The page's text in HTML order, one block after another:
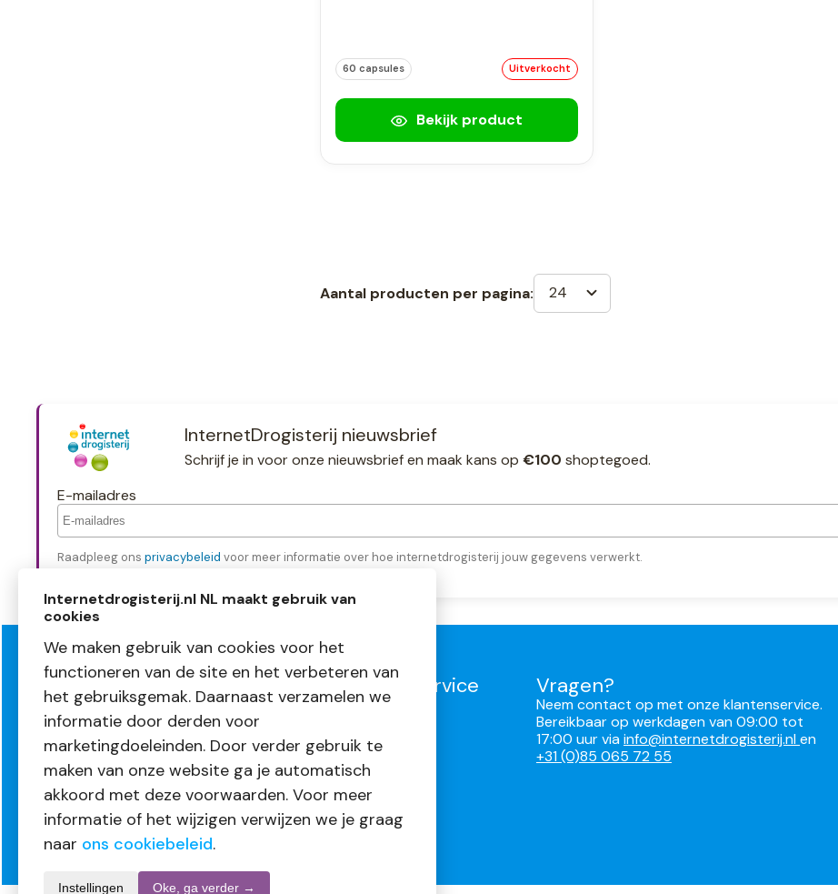
60 capsules Uitverkocht
Bekijk product
Aantal producten per pagina: 24
InternetDrogisterij nieuwsbrief
Schrijf je in voor onze nieuwsbrief en maak kans op €100 shoptegoed.
E-mailadres
Raadpleeg ons privacybeleid voor meer informatie over hoe internetdrogisterij jouw gegevens verwerkt.
Over InternetDrogisterij.nl
Mijn account
Nieuwsbrief
Blogs
Vacatures
Volg ons
Klantenservice
Bestellen
Levering
Retourneren
Garantie
Vragen?
Neem contact op met onze klantenservice.
Bereikbaar op werkdagen van 09:00 tot
17:00 uur viainfo@internetdrogisterij.nlen
+31 (0)85 065 72 55
Internetdrogisterij.nl NL maakt gebruik van
cookies
We maken gebruik van cookies voor het
functioneren van de site en het verbeteren van
het gebruiksgemak. Daarnaast verzamelen we
informatie door derden voor
marketingdoeleinden. Door verder gebruik te
maken van onze website ga je automatisch
akkoord met deze voorwaarden. Voor meer
informatie of het wijzigen verwijzen we je graag
naar ons cookiebeleid.
Instellingen Oke, ga verder →